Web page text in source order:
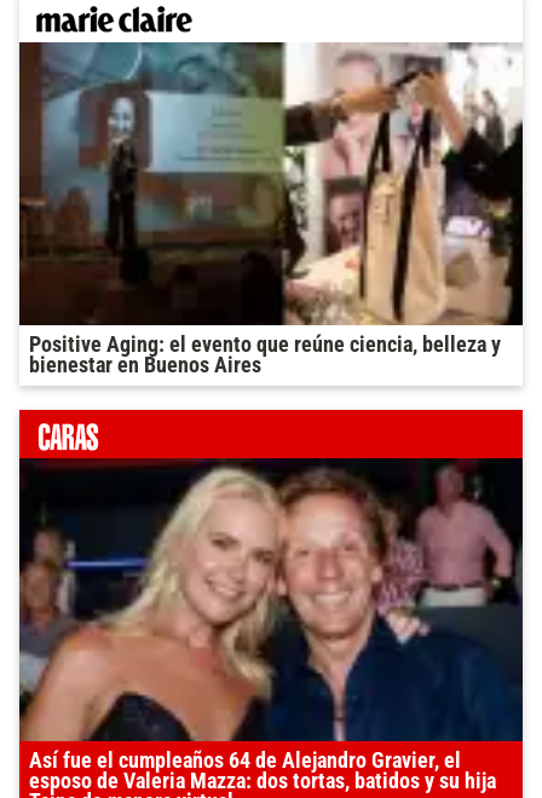
Positive Aging: el evento que reúne ciencia, belleza y
bienestar en Buenos Aires
Así fue el cumpleaños 64 de Alejandro Gravier, el
esposo de Valeria Mazza: dos tortas, batidos y su hija